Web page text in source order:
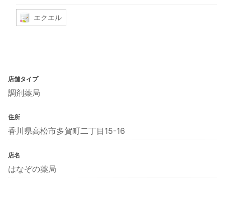
エクエル
店舗タイプ
調剤薬局
住所
香川県高松市多賀町二丁目15-16
店名
はなぞの薬局